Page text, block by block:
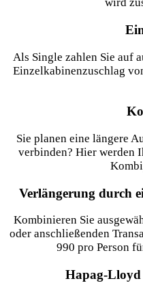
Als Single zahlen Sie auf
Einzelkabinenzuschlag
Sie planen eine längere
verbinden? Hier werden
Verlängerung durch
Kombinieren Sie
oder anschließenden
990 pro Person
Hapag-Lloyd